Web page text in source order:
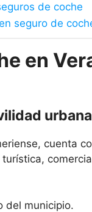
de coche
seguro de
en
cuenta
del municipio.